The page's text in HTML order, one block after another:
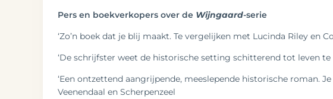
Pers en boekverkopers over de Wijngaard-serie
‘Zo’n boek dat je blij maakt. Te vergelijken met Lucinda Riley en
‘De schrijfster weet de historische setting schitterend tot leven te
‘Een ontzettend aangrijpende, meeslepende historische roman.
Veenendaal en Scherpenzeel